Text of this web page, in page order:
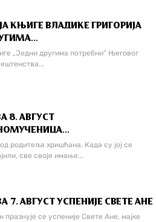
КЊИГЕ ВЛАДИКЕ ГРИГОРИЈА
„Једни другима потребни“ Његовог
8. АВГУСТ
родитеља хришћана. Када су јој се
све своје имање...
7. АВГУСТ УСПЕНИЈЕ СВЕТЕ АНЕ
се успеније Свете Ане, мајке